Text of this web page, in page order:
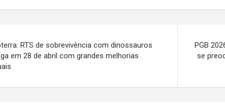
RTS de sobrevivência com dinossauros
em 28 de abril com grandes melhorias
PGB
se